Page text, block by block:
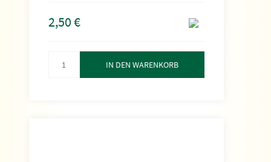
2,50€
IN DEN WARENKORB